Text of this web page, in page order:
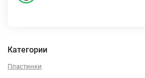
Категории
Пластинки